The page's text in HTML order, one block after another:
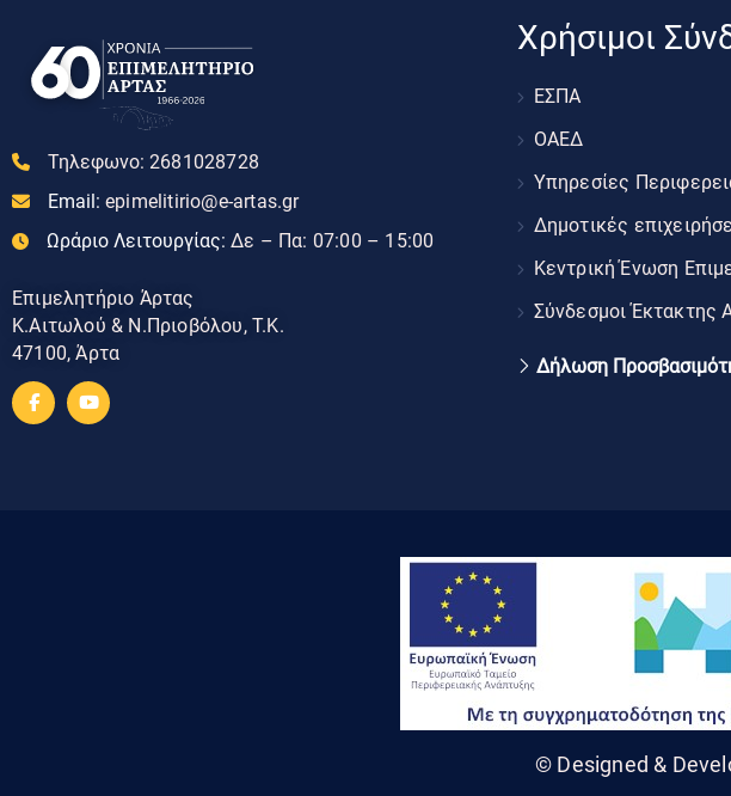
Τηλεφωνο: 2681028728
Email: epimelitirio@e-artas.gr
Ωράριο Λειτουργίας: Δε – Πα: 07:00 – 15:00
Επιμελητήριο Άρτας
Κ.Αιτωλού & Ν.Πριοβόλου, Τ.Κ.
47100, Άρτα
Χρήσιμοι
ΕΣΠΑ
ΟΑΕΔ
Υπηρεσίες
Δημοτικές
Κεντρική Ένωση
Σύνδεσμοι Έκτακτης
Δήλωση
© Designed &